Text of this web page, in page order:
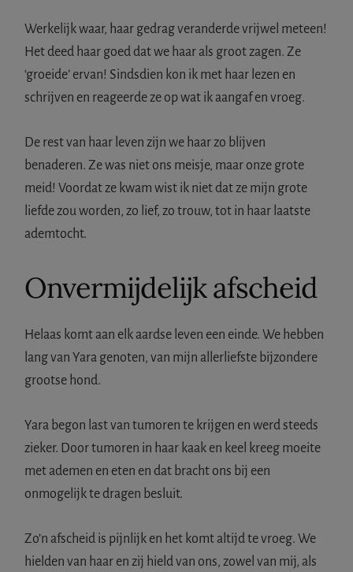
u
d
i
e
a
a
n
t
a
Werkelijk waar, haar gedrag veranderde vrijwel meteen!
Het deed haar goed dat we haar als groot zagen. Ze
‘groeide’ ervan! Sindsdien kon ik met haar lezen en
schrijven en reageerde ze op wat ik aangaf en vroeg.
De rest van haar leven zijn we haar zo blijven
benaderen. Ze was niet ons meisje, maar onze grote
meid! Voordat ze kwam wist ik niet dat ze mijn grote
liefde zou worden, zo lief, zo trouw, tot in haar laatste
ademtocht.
Onvermijdelijk afscheid
Helaas komt aan elk aardse leven een einde. We hebben
lang van Yara genoten, van mijn allerliefste bijzondere
grootse hond.
Yara begon last van tumoren te krijgen en werd steeds
zieker. Door tumoren in haar kaak en keel kreeg moeite
met ademen en eten en dat bracht ons bij een
onmogelijk te dragen besluit.
Zo’n afscheid is pijnlijk en het komt altijd te vroeg. We
hielden van haar en zij hield van ons, zowel van mij, als